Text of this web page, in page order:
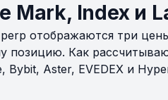
Mark, Index и
отображаются три
позицию. Как
Bybit, Aster, EVEDEX и
может не ликвидировать